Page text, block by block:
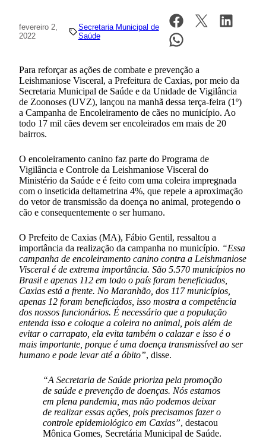
fevereiro 2,
2022
Secretaria Municipal de
Saúde
Para reforçar as ações de combate e prevenção a
Leishmaniose Visceral, a Prefeitura de Caxias, por meio da
Secretaria Municipal de Saúde e da Unidade de Vigilância
de Zoonoses (UVZ), lançou na manhã dessa terça-feira (1º)
a Campanha de Encoleiramento de cães no município. Ao
todo 17 mil cães devem ser encoleirados em mais de 20
bairros.
O encoleiramento canino faz parte do Programa de
Vigilância e Controle da Leishmaniose Visceral do
Ministério da Saúde e é feito com uma coleira impregnada
com o inseticida deltametrina 4%, que repele a aproximação
do vetor de transmissão da doença no animal, protegendo o
cão e consequentemente o ser humano.
O Prefeito de Caxias (MA), Fábio Gentil, ressaltou a
importância da realização da campanha no município. “Essa
campanha de encoleiramento canino contra a Leishmaniose
Visceral é de extrema importância. São 5.570 municípios no
Brasil e apenas 112 em todo o país foram beneficiados,
Caxias está a frente. No Maranhão, dos 117 municípios,
apenas 12 foram beneficiados, isso mostra a competência
dos nossos funcionários. É necessário que a população
entenda isso e coloque a coleira no animal, pois além de
evitar o carrapato, ela evita também o calazar e isso é o
mais importante, porque é uma doença transmissível ao ser
humano e pode levar até a óbito”, disse.
“A Secretaria de Saúde prioriza pela promoção
de saúde e prevenção de doenças. Nós estamos
em plena pandemia, mas não podemos deixar
de realizar essas ações, pois precisamos fazer o
controle epidemiológico em Caxias”, destacou
Mônica Gomes, Secretária Municipal de Saúde.